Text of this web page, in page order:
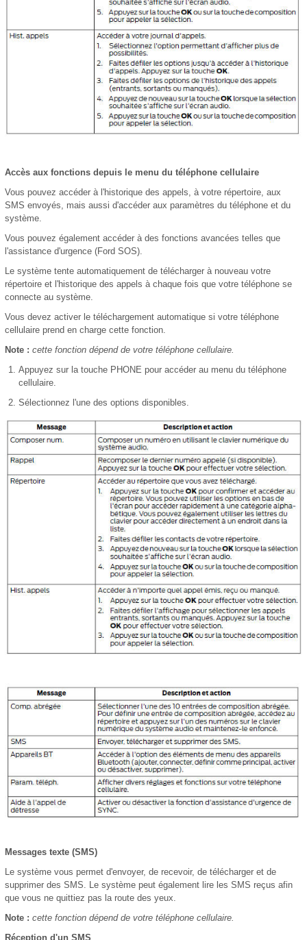
Accès aux fonctions depuis le menu du téléphone cellulaire
Vous pouvez accéder à l'historique des appels, à votre répertoire, aux
SMS envoyés, mais aussi d'accéder aux paramètres du téléphone et du
système.
Vous pouvez également accéder à des fonctions avancées telles que
l'assistance d'urgence (Ford SOS).
Le système tente automatiquement de télécharger à nouveau votre
répertoire et l'historique des appels à chaque fois que votre téléphone se
connecte au système.
Vous devez activer le téléchargement automatique si votre téléphone
cellulaire prend en charge cette fonction.
Note : cette fonction dépend de votre téléphone cellulaire.
Appuyez sur la touche PHONE pour accéder au menu du téléphone
cellulaire.
Sélectionnez l'une des options disponibles.
Messages texte (SMS)
Le système vous permet d'envoyer, de recevoir, de télécharger et de
supprimer des SMS. Le système peut également lire les SMS reçus afin
que vous ne quittiez pas la route des yeux.
Note : cette fonction dépend de votre téléphone cellulaire.
Réception d'un SMS